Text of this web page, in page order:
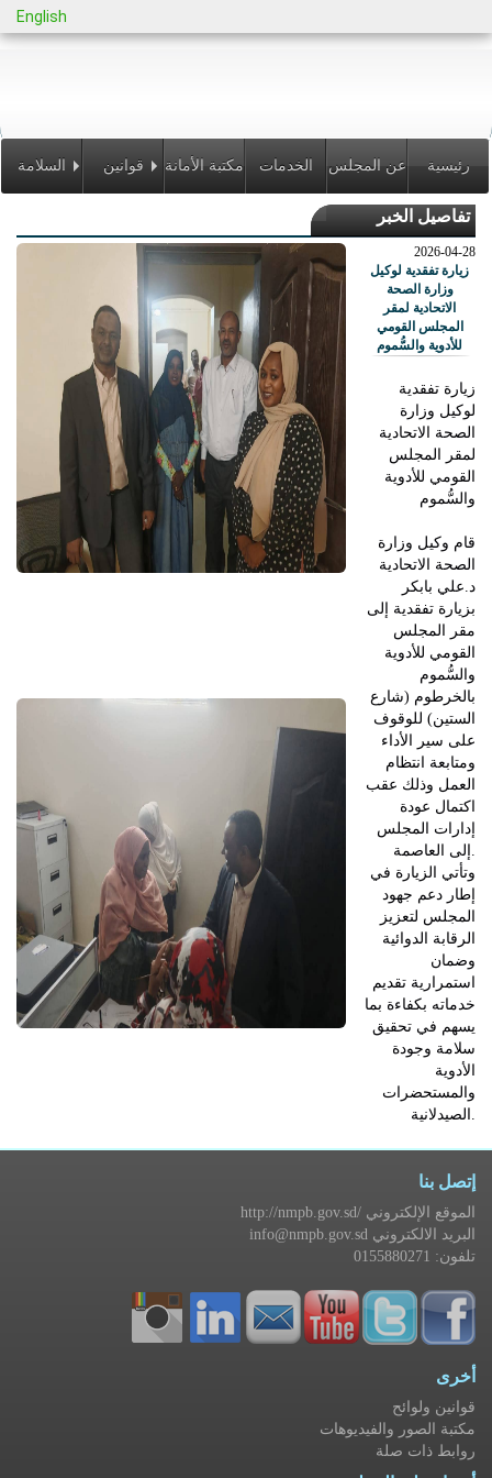
English
السلامة قوانين مكتبة الأمانة الخدمات
الالكترونية
عن المجلس رئيسية
تفاصيل الخبر
2026-04-28
زيارة تفقدية لوكيل
وزارة الصحة
الاتحادية لمقر
المجلس القومي
للأدوية والسُّموم
زيارة تفقدية
لوكيل وزارة
الصحة الاتحادية
لمقر المجلس
القومي للأدوية
والسُّموم
قام وكيل وزارة
الصحة الاتحادية
د.علي بابكر
بزيارة تفقدية إلى
مقر المجلس
القومي للأدوية
والسُّموم
بالخرطوم (شارع
الستين) للوقوف
على سير الأداء
ومتابعة انتظام
العمل وذلك عقب
اكتمال عودة
إدارات المجلس
إلى العاصمة.
وتأتي الزيارة في
إطار دعم جهود
المجلس لتعزيز
الرقابة الدوائية
وضمان
استمرارية تقديم
خدماته بكفاءة بما
يسهم في تحقيق
سلامة وجودة
الأدوية
والمستحضرات
الصيدلانية.
إتصل بنا
http://nmpb.gov.sd/ الموقع الإلكتروني
info@nmpb.gov.sd البريد الالكتروني
تلفون: 0155880271
أخرى
قوانين ولوائح
مكتبة الصور والفيديوهات
روابط ذات صلة